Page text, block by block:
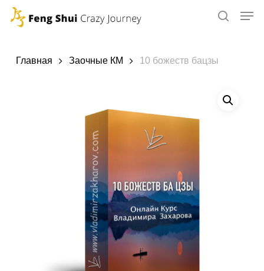
Skip
contentГлавная Заочные КМ 10 божеств бацзы